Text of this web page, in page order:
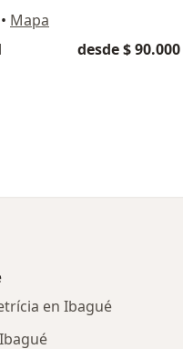
• Mapa
desde $ 90.000
en Ibagué